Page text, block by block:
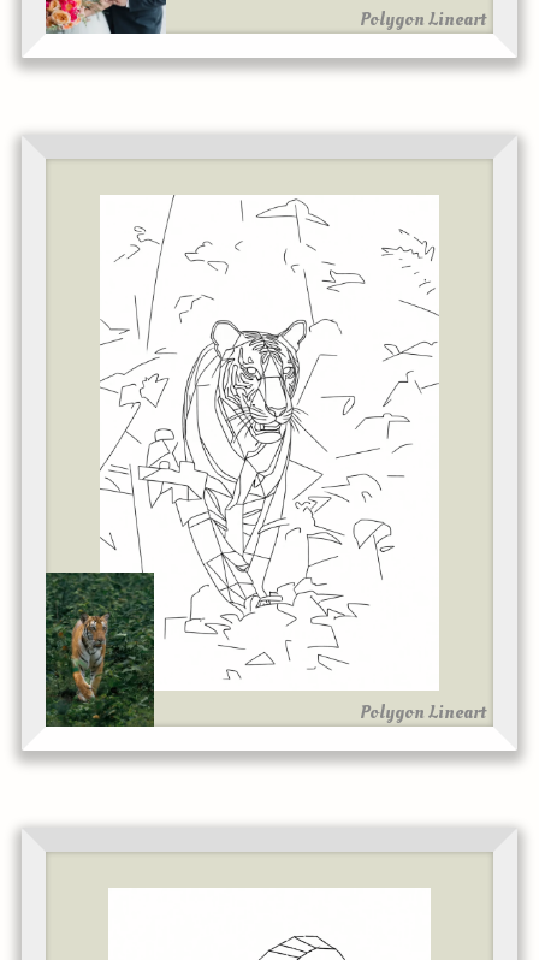
Polygon Lineart
Polygon Lineart